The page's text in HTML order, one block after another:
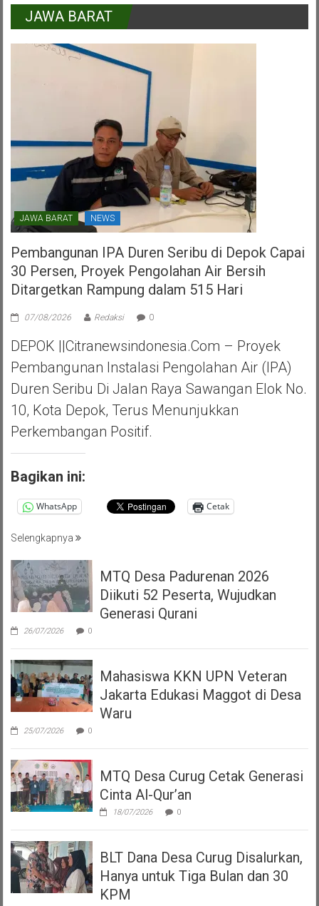
DPR
Dalam
JAWA BARAT
JAWA BARAT NEWS
Pembangunan IPA Duren Seribu di Depok Capai
30 Persen, Proyek Pengolahan Air Bersih
Ditargetkan Rampung dalam 515 Hari
07/08/2026 Redaksi 0
DEPOK ||Citranewsindonesia.com – Proyek
Pembangunan Instalasi Pengolahan Air (IPA)
Duren Seribu Di Jalan Raya Sawangan Elok No.
10, Kota Depok, Terus Menunjukkan
Perkembangan Positif.
Bagikan ini:
WhatsApp Cetak
Selengkapnya
MTQ Desa Padurenan 2026
Diikuti 52 Peserta, Wujudkan
Generasi Qurani
26/07/2026 0
Mahasiswa KKN UPN Veteran
Jakarta Edukasi Maggot di Desa
Waru
25/07/2026 0
MTQ Desa Curug Cetak Generasi
Cinta Al-Qur’an
18/07/2026 0
BLT Dana Desa Curug Disalurkan,
Hanya untuk Tiga Bulan dan 30
KPM